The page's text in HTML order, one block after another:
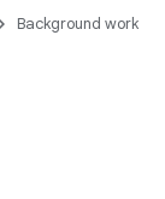
Background work